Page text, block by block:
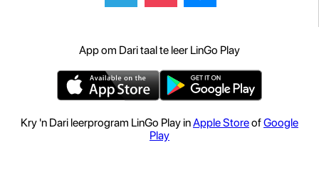
App om Dari taal te leer LinGo Play
Kry 'n Dari leerprogram LinGo Play inApple StoreofGoogle
Play